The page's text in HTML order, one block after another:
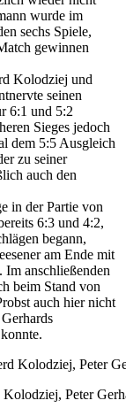
wurde im
sechs Spiele,
gewinnen
Kolodziej und
seinen
6:1 und 5:2
Sieges jedoch
dem 5:5 Ausgleich
zu seiner
auch den
in der Partie von
6:3 und 4:2,
begann,
am Ende mit
Im anschließenden
beim Stand von
auch hier nicht
Peter